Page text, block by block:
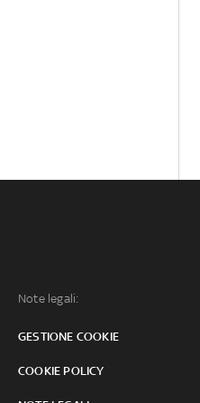
Note legali:
GESTIONE COOKIE
COOKIE POLICY